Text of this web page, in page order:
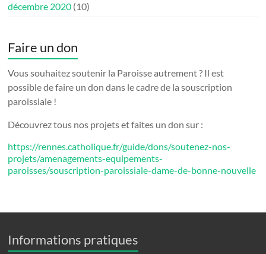
décembre 2020 (10)
Faire un don
Vous souhaitez soutenir la Paroisse autrement ? Il est
possible de faire un don dans le cadre de la souscription
paroissiale !
Découvrez tous nos projets et faites un don sur :
https://rennes.catholique.fr/guide/dons/soutenez-nos-
projets/amenagements-equipements-
paroisses/souscription-paroissiale-dame-de-bonne-nouvelle
Informations pratiques